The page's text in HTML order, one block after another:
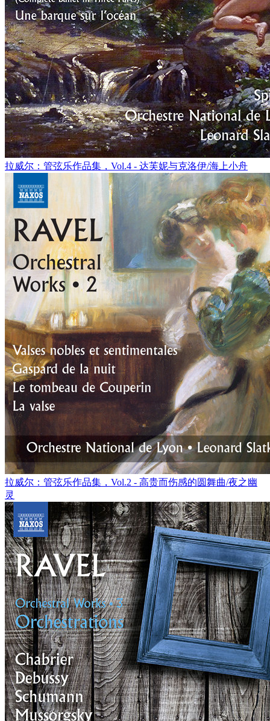
拉威尔：管弦乐作品集，Vol.4 - 达芙妮与克洛伊/海上小舟
拉威尔：管弦乐作品集，Vol.2 - 高贵而伤感的圆舞曲/夜之幽
灵